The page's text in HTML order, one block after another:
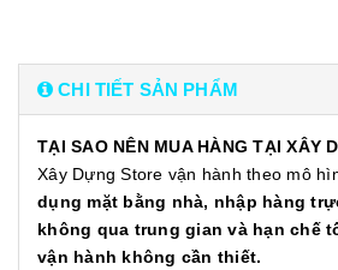
CHI TIẾT SẢN PHẨM
TẠI SAO NÊN MUA HÀNG TẠI XÂY
Xây Dựng Store vận hành theo mô
dụng mặt bằng nhà, nhập hàng
không qua trung gian và hạn chế
vận hành không cần thiết.